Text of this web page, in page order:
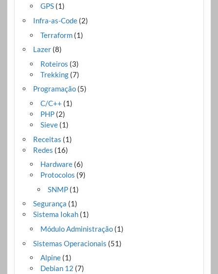
GPS(1)
Infra-as-Code(2)
Terraform(1)
Lazer(8)
Roteiros (3)
Trekking(7)
Programação(5)
C/C++ (1)
PHP(2)
Sieve(1)
Receitas (1)
Redes (16)
Hardware(6)
Protocolos (9)
SNMP (1)
Segurança (1)
Sistema Iokah(1)
Módulo Administração(1)
Sistemas Operacionais (51)
Alpine(1)
Debian 12 (7)